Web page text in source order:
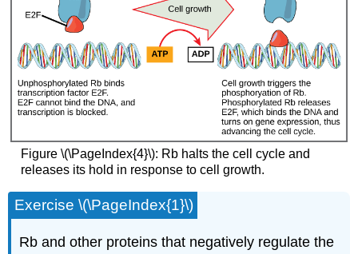
Figure \(\PageIndex{4}\): Rb halts the cell cycle and
releases its hold in response to cell growth.
Exercise\(\PageIndex{1}\)
Rb and other proteins that negatively regulate the